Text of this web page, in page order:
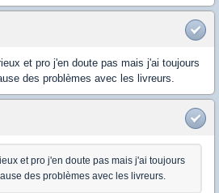
et pro j'en doute pas mais j'ai toujours
des problèmes avec les livreurs.
et pro j'en doute pas mais j'ai toujours
des problèmes avec les livreurs.